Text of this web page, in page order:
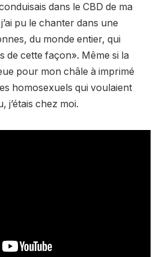
dans le CBD de ma
pu le chanter dans une
du monde entier, qui
de cette façon». Même si la
pour mon châle à imprimé
homosexuels qui voulaient
j’étais chez moi.